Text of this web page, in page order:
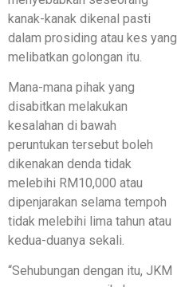
kanak-kanak dikenal pasti
dalam prosiding atau kes yang
melibatkan golongan itu.
Mana-mana pihak yang
disabitkan melakukan
kesalahan di bawah
peruntukan tersebut boleh
dikenakan denda tidak
melebihi RM10,000 atau
dipenjarakan selama tempoh
tidak melebihi lima tahun atau
kedua-duanya sekali.
“Sehubungan dengan itu, JKM